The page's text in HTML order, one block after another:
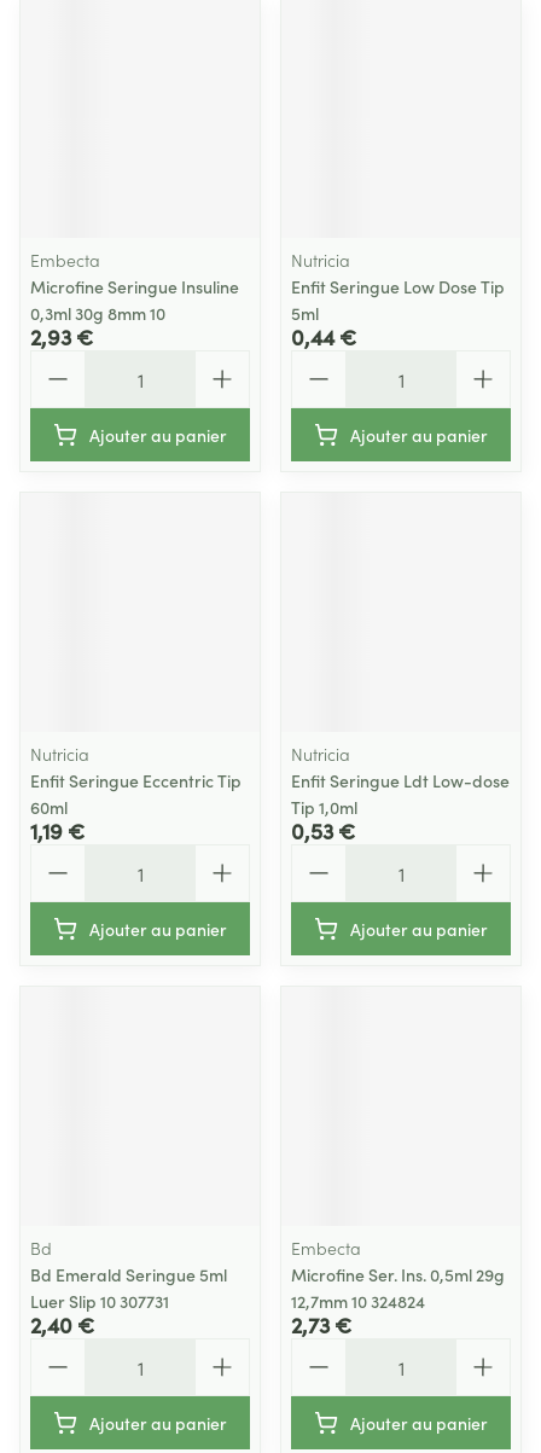
Embecta
Microfine Seringue Insuline
0,3ml 30g 8mm 10
2,93 €
Ajouter au panier
Nutricia
Enfit Seringue Low Dose Tip
5ml
0,44 €
Ajouter au panier
Nutricia
Enfit Seringue Eccentric Tip
60ml
1,19 €
Ajouter au panier
Nutricia
Enfit Seringue Ldt Low-dose
Tip 1,0ml
0,53 €
Ajouter au panier
Bd
Bd Emerald Seringue 5ml
Luer Slip 10 307731
2,40 €
Ajouter au panier
Embecta
Microfine Ser. Ins. 0,5ml 29g
12,7mm 10 324824
2,73 €
Ajouter au panier